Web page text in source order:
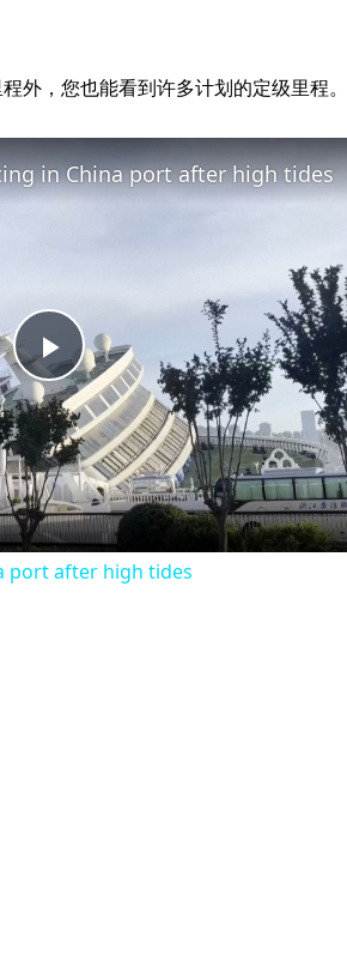
外，您也能看到许多计划的定级里程
Play
Video
in China port after high tides
port after high tides